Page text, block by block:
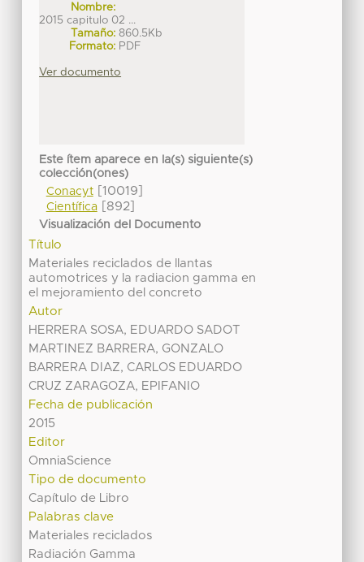
Nombre:
2015 capitulo 02 ...
Tamaño: 860.5Kb
Formato: PDF
Ver documento
Este ítem aparece en la(s) siguiente(s)
colección(ones)
Conacyt[10019]
Científica[892]
Visualización del Documento
Título
Materiales reciclados de llantas
automotrices y la radiacion gamma en
el mejoramiento del concreto
Autor
HERRERA SOSA, EDUARDO SADOT
MARTINEZ BARRERA, GONZALO
BARRERA DIAZ, CARLOS EDUARDO
CRUZ ZARAGOZA, EPIFANIO
Fecha de publicación
2015
Editor
OmniaScience
Tipo de documento
Capítulo de Libro
Palabras clave
Materiales reciclados
Radiación Gamma